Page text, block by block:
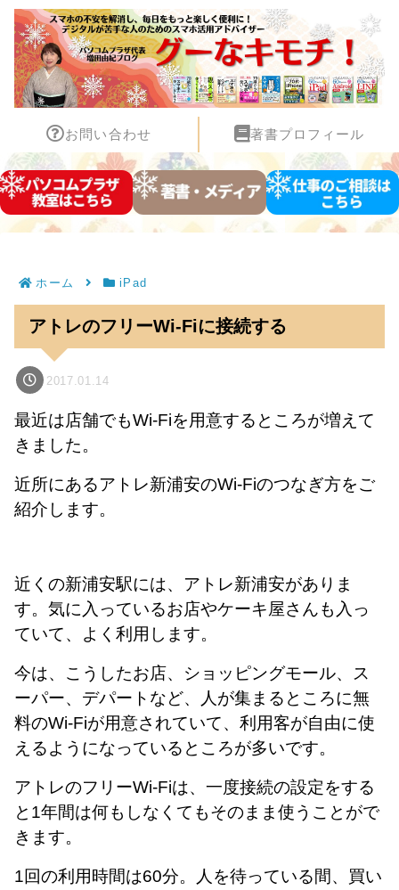
お問い合わせ 著書プロフィール
ホーム iPad
アトレのフリーWi-Fiに接続する
2017.01.14
最近は店舗でもWi-Fiを用意するところが増えて
きました。
近所にあるアトレ新浦安のWi-Fiのつなぎ方をご
紹介します。
近くの新浦安駅には、アトレ新浦安がありま
す。気に入っているお店やケーキ屋さんも入っ
ていて、よく利用します。
今は、こうしたお店、ショッピングモール、ス
ーパー、デパートなど、人が集まるところに無
料のWi-Fiが用意されていて、利用客が自由に使
えるようになっているところが多いです。
アトレのフリーWi-Fiは、一度接続の設定をする
と1年間は何もしなくてもそのまま使うことがで
きます。
1回の利用時間は60分。人を待っている間、買い